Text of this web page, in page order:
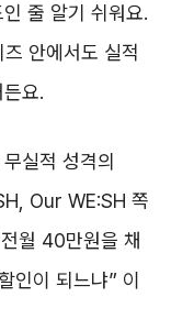
줄 알기 쉬워요.
안에서도 실적
요.
실적 성격의
Our WE:SH 쪽
월 40만원을 채
인이 되느냐” 이